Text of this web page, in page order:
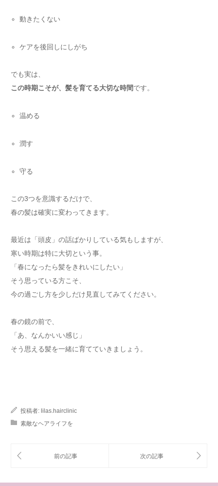
動きたくない
ケアを後回しにしがち
でも実は、
この時期こそが、髪を育てる大切な時間です。
温める
潤す
守る
この3つを意識するだけで、
春の髪は確実に変わってきます。
最近は「頭皮」の話ばかりしている気もしますが、
寒い時期は特に大切という事。
「春になったら髪をきれいにしたい」
そう思っている方こそ、
今の過ごし方を少しだけ見直してみてください。
春の鏡の前で、
「あ、なんかいい感じ」
そう思える髪を一緒に育てていきましょう。
投稿者: lilas.hairclinic
素敵なヘアライフを